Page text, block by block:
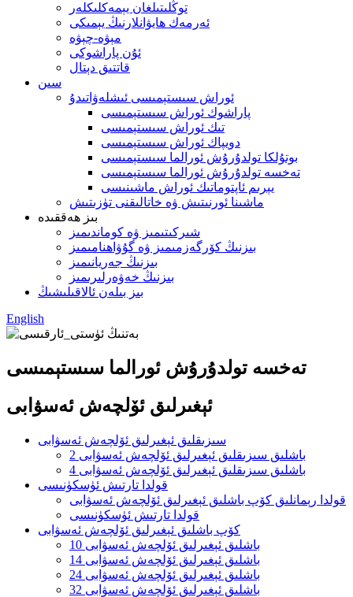
توڭلىتىلغان يېمەكلىكلەر
ئەرمەك ھايۋانلارنىڭ يېمىكى
مېۋە-چېۋە
ئۇن پاراشوكى
قاتتىق دېتال
سىن
ئوراش سىستېمىسى ئىشلەۋاتىدۇ
پاراشوك ئوراش سىستېمىسى
تىك ئوراش سىستېمىسى
دويپاك ئوراش سىستېمىسى
بوتۇلكا تولدۇرۇش ئورالما سىستېمىسى
تەخسە تولدۇرۇش ئورالما سىستېمىسى
يېرىم ئاپتوماتىك ئوراش ماشىنىسى
ماشىنا ئورنىتىش ۋە خاتالىقنى تۈزىتىش
بىز ھەققىدە
شىركىتىمىز ۋە كوماندىمىز
بىزنىڭ كۆرگەزمىمىز ۋە گۇۋاھنامىمىز
بىزنىڭ جەريانىمىز
بىزنىڭ خەۋەرلىرىمىز
بىز بىلەن ئالاقىلىشىڭ
English
تەخسە تولدۇرۇش ئورالما سىستېمىسى
ئېغىرلىق ئۆلچەش ئەسۋابى
سىزىقلىق ئېغىرلىق ئۆلچەش ئەسۋابى
2 باشلىق سىزىقلىق ئېغىرلىق ئۆلچەش ئەسۋابى
4 باشلىق سىزىقلىق ئېغىرلىق ئۆلچەش ئەسۋابى
قولدا تارتىش ئۈسكۈنىسى
قولدا رېمانلىق كۆپ باشلىق ئېغىرلىق ئۆلچەش ئەسۋابى
قولدا تارتىش ئۈسكۈنىسى
كۆپ باشلىق ئېغىرلىق ئۆلچەش ئەسۋابى
10 باشلىق ئېغىرلىق ئۆلچەش ئەسۋابى
14 باشلىق ئېغىرلىق ئۆلچەش ئەسۋابى
24 باشلىق ئېغىرلىق ئۆلچەش ئەسۋابى
32 باشلىق ئېغىرلىق ئۆلچەش ئەسۋابى